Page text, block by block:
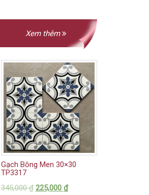
Xem thêm
Gạch Bông Men 30×30
TP3317
345,000₫ 225,000 ₫